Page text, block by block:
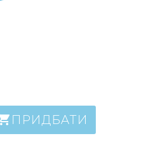
ПРИДБАТИ